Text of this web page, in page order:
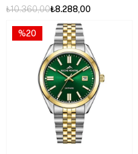
₺8.288,00
₺10.360,00
%20